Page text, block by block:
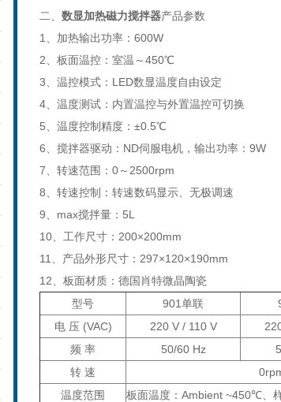
二、 数显加热磁力搅拌器产品参数
1、加热输出功率：600W
2、板面温控：室温～450℃
3、温控模式：LED数显温度自由设定
4、温度测试：内置温控与外置温控可切换
5、温度控制精度：±0.5℃
6、搅拌器驱动：ND伺服电机，输出功率：9W
7、转速范围：0～2500rpm
8、转速控制：转速数码显示、无极调速
9、max搅拌量：5L
10、工作尺寸：200×200mm
11、产品外形尺寸：297×120×190mm
12、板面材质：德国肖特微晶陶瓷
型号
901单联
电 压 (VAC)
220 V / 110 V
频 率
50/60 Hz
转 速
温度范围
板面温度：Ambient ~450℃、